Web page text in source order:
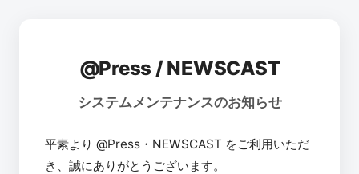
@Press / NEWSCAST
システムメンテナンスのお知らせ
平素より @Press・NEWSCAST をご利用いただ
き、誠にありがとうございます。